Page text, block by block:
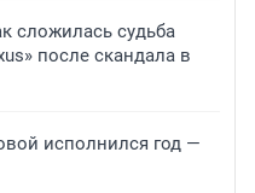
сложилась судьба
после скандала в
исполнился год —